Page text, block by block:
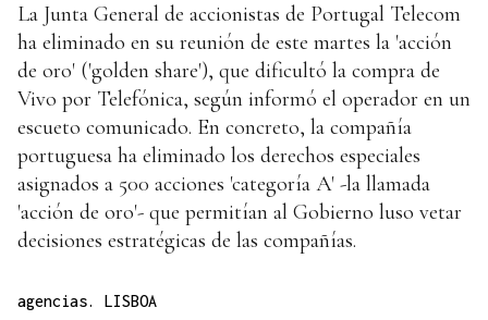
La Junta General de accionistas de Portugal Telecom
ha eliminado en su reunión de este martes la 'acción
de oro' ('golden share'), que dificultó la compra de
Vivo por Telefónica, según informó el operador en un
escueto comunicado. En concreto, la compañía
portuguesa ha eliminado los derechos especiales
asignados a 500 acciones 'categoría A' -la llamada
'acción de oro'- que permitían al Gobierno luso vetar
decisiones estratégicas de las compañías.
agencias. LISBOA